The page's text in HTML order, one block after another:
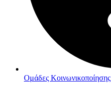
Ομάδες Κοινωνικοποίησης